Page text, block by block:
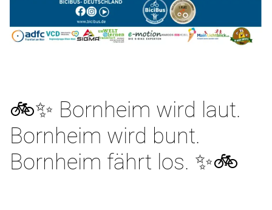
🚲✨ Bornheim wird laut.
Bornheim wird bunt.
Bornheim fährt los. ✨🚲